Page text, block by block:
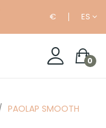
€ ES
0
PAOLAP SMOOTH